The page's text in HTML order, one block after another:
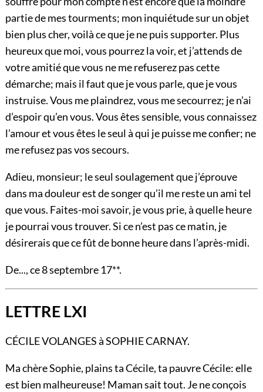
partie de mes tourments; mon inquiétude sur un objet
bien plus cher, voilà ce que je ne puis supporter. Plus
heureux que moi, vous pourrez la voir, et j’attends de
votre amitié que vous ne me refuserez pas cette
démarche; mais il faut que je vous parle, que je vous
instruise. Vous me plaindrez, vous me secourrez; je n’ai
d’espoir qu’en vous. Vous êtes sensible, vous connaissez
l’amour et vous êtes le seul à qui je puisse me confier; ne
me refusez pas vos secours.
Adieu, monsieur; le seul soulagement que j’éprouve
dans ma douleur est de songer qu’il me reste un ami tel
que vous. Faites-moi savoir, je vous prie, à quelle heure
je pourrai vous trouver. Si ce n’est pas ce matin, je
désirerais que ce fût de bonne heure dans l’après-midi.
De..., ce 8 septembre 17**.
LETTRE LXI
CÉCILE VOLANGES à SOPHIE CARNAY.
Ma chère Sophie, plains ta Cécile, ta pauvre Cécile: elle
est bien malheureuse! Maman sait tout. Je ne conçois